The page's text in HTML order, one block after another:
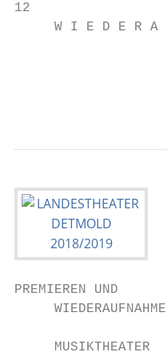
12
W I E D E R A
PREMIEREN UND
     MUSIKTHEATER